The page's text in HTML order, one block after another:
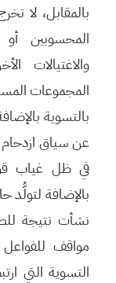
بالمقابل، لا
المحسوبين
والاغتيالات
المجموعات
بالتسوية
عن سياق ازدحام
في ظل غياب
بالإضافة لتولُّد
نشأت نتيجة
مواقف
التسوية التي